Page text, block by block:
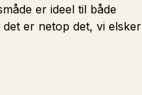
er ideel til både
det er netop det, vi elsker